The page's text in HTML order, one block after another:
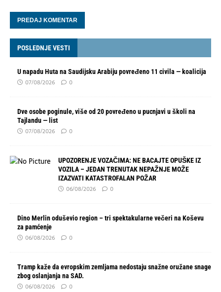
POSLEDNJE VESTI
U napadu Huta na Saudijsku Arabiju povređeno 11 civila — koalicija
07/08/2026 0
Dve osobe poginule, više od 20 povređeno u pucnjavi u školi na
Tajlandu — list
07/08/2026 0
UPOZORENJE VOZAČIMA: NE BACAJTE OPUŠKE IZ
VOZILA – JEDAN TRENUTAK NEPAŽNJE MOŽE
IZAZVATI KATASTROFALAN POŽAR
06/08/2026 0
Dino Merlin oduševio region – tri spektakularne večeri na Koševu
za pamćenje
06/08/2026 0
Tramp kaže da evropskim zemljama nedostaju snažne oružane snage
zbog oslanjanja na SAD.
06/08/2026 0